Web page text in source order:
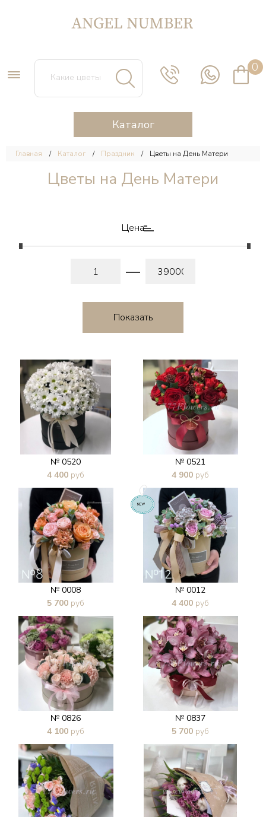
0
Каталог
Главная Каталог Праздник Цветы на День Матери
Цветы на День Матери
Цена
№ 0520
4 400 руб
В 1 клик
№ 0521
4 900 руб
В 1 клик
№ 0008
5 700 руб
В 1 клик
№ 0012
4 400 руб
В 1 клик
№ 0826
4 100 руб
В 1 клик
№ 0837
5 700 руб
В 1 клик